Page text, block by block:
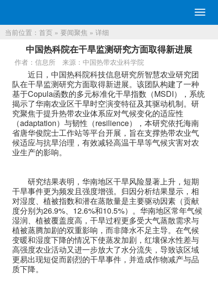
切
换
当前位置： 首页 » 要闻聚焦 » 详细
中国热科院在干旱监测研究方面取得新进展
作者：信息所 来源：中国热带农业科学院
近日，中国热科院科技信息研究所智慧农业研究团
队在干旱监测研究方面取得新进展。该团队构建了一种
基于Copula函数的多元标准化干旱指数（MSDI），系统
揭示了华南农业区干旱时空演变特征及其驱动机制。研
究聚焦于提升热带农业体系应对气候变化的适应性
（adaptation）与韧性（resilience），本研究依托海南
省唐华俊院士工作站等平台开展，旨在支撑热带农业气
候适应与抗旱治理，有效减轻高温干旱等气候灾害对农
业生产的影响。
研究结果表明，华南地区干旱风险显著上升，短期
干旱事件更为频发且强度增强。归因分析结果显示，相
对湿度、植被指数和潜在蒸散量是主要驱动因素（贡献
度分别为26.9%、12.6%和10.5%）。华南地区常年气候
湿润、植被覆盖度高，干旱过程更多受大气蒸散需求与
植被蒸腾加剧的双重影响，而非降水不足主导。在气候
变暖和湿度下降的情况下使蒸发加剧，红壤保水性差与
高强度农业活动又进一步放大了水分流失，导致该区域
更易出现短促而剧烈的干旱事件，并造成作物减产与品
质下降。